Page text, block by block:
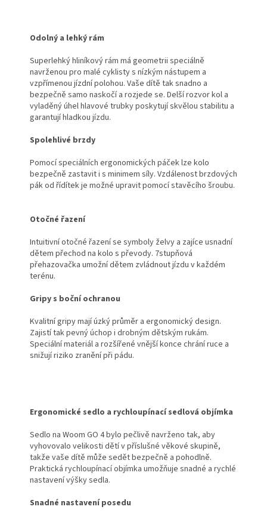
Odolný a lehký rám
Superlehký hliníkový rám má geometrii speciálně
navrženou pro malé cyklisty s nízkým nástupem a
vzpřímenou jízdní polohou. Vaše dítě tak snadno a
bezpečně samo naskočí a rozjede se. Delší rozvor kol a
vyladěný úhel hlavové trubky poskytují skvělou stabilitu a
garantují hladkou jízdu.
Spolehlivé brzdy
Pomocí speciálních ergonomických páček lze kolo
bezpečně zastavit i s minimem síly. Vzdálenost brzdových
pák od řídítek je možné upravit pomocí stavěcího šroubu.
Otočné řazení
Intuitivní otočné řazení se symboly želvy a zajíce usnadní
dětem přechod na kolo s převody. 7stupňová
přehazovačka umožní dětem zvládnout jízdu v každém
terénu.
Gripy s boční ochranou
Kvalitní gripy mají úzký průměr a ergonomický design.
Zajistí tak pevný úchop i drobným dětským rukám.
Speciální materiál a rozšířené vnější konce chrání ruce a
snižují riziko zranění při pádu.
Ergonomické sedlo a rychloupínací sedlová objímka
Sedlo na Woom GO 4 bylo pečlivě navrženo tak, aby
vyhovovalo velikosti dětí v příslušné věkové skupině,
takže vaše dítě může sedět bezpečně a pohodlně.
Praktická rychloupínací objímka umožňuje snadné a rychlé
nastavení výšky sedla.
Snadné nastavení posedu